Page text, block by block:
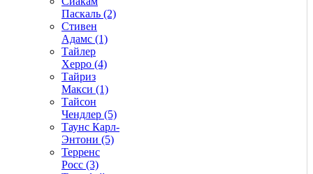
Паскаль (2)
Стивен
Адамс (1)
Тайлер
Херро (4)
Тайриз
Макси (1)
Тайсон
Чендлер (5)
Таунс Карл-
Энтони (5)
Терренс
Росс (3)